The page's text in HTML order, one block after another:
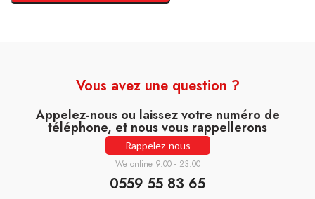
Vous avez une question ?
Appelez-nous ou laissez votre numéro de
téléphone, et nous vous rappellerons
Rappelez-nous
We online 9.00 - 23.00
0559 55 83 65